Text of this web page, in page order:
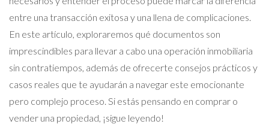
entre una transacción exitosa y una llena de complicaciones.
En este artículo, exploraremos qué documentos son
imprescindibles para llevar a cabo una operación inmobiliaria
sin contratiempos, además de ofrecerte consejos prácticos y
casos reales que te ayudarán a navegar este emocionante
pero complejo proceso. Si estás pensando en comprar o
vender una propiedad, ¡sigue leyendo!